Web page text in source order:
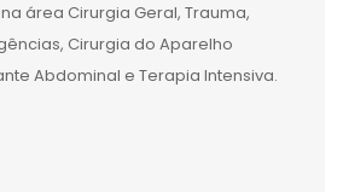
área Cirurgia Geral, Trauma,
Cirurgia do Aparelho
Abdominal e Terapia Intensiva.